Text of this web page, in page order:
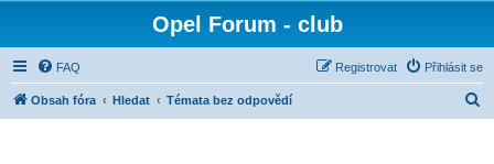
Opel Forum - club
FAQ Přihlásit se
Registrovat
Obsah fóra Hledat Témata bez odpovědí